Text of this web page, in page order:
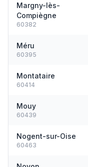
Margny-lès-
Compiègne
60382
Méru
60395
Montataire
60414
Mouy
60439
Nogent-sur-Oise
60463